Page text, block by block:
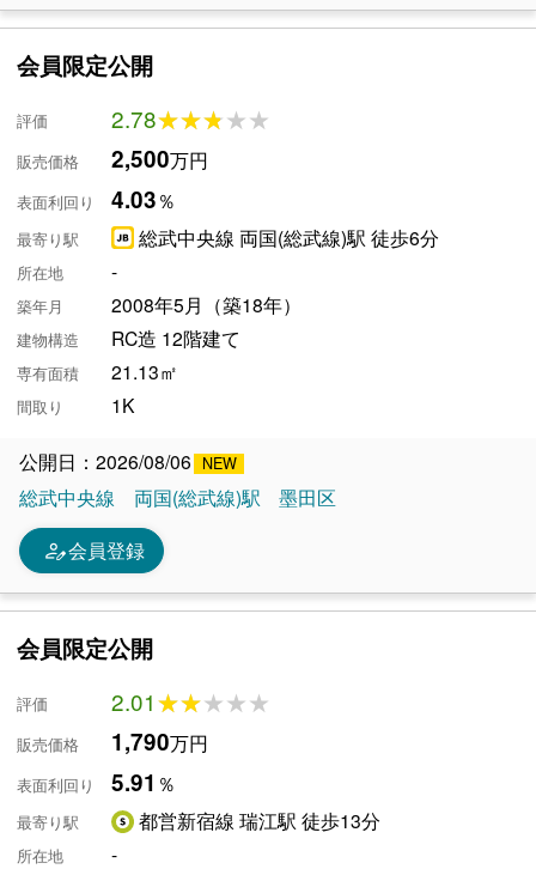
会員限定公開
評価 2.78★★★★★
★★★★★
販売価格 2,500万円
表面利回り 4.03％
最寄り駅 総武中央線 両国(総武線)駅 徒歩6分
所在地 -
築年月 2008年5月（築18年）
建物構造 RC造 12階建て
専有面積 21.13㎡
間取り 1K
公開日：2026/08/06
総武中央線
両国(総武線)駅 墨田区
person_edit会員登録
会員限定公開
評価 2.01★★★★★
★★★★★
販売価格 1,790万円
表面利回り 5.91 ％
最寄り駅 都営新宿線 瑞江駅 徒歩13分
所在地
-